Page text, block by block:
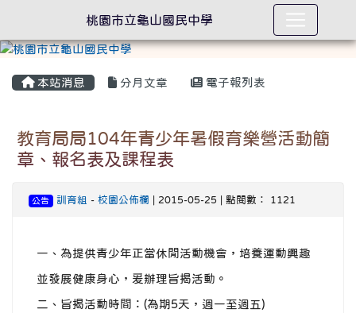
本站消息 分月文章 電子報列表
教育局局104年青少年暑假育樂營活動簡
章、報名表及課程表
公告 訓育組 - 校園公佈欄 | 2015-05-25 | 點閱數： 1121
一、為提供青少年正當休閒活動機會，培養運動興趣
並發展健康身心，爰辦理旨揭活動。
二、旨揭活動時間：(為期5天，週一至週五)
桃園市立龜山國民中學